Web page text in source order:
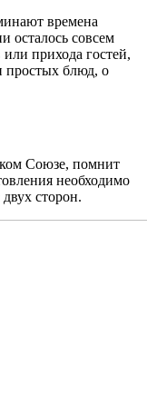
времена
осталось совсем
прихода гостей,
простых блюд, о
Союзе, помнит
необходимо
сторон.